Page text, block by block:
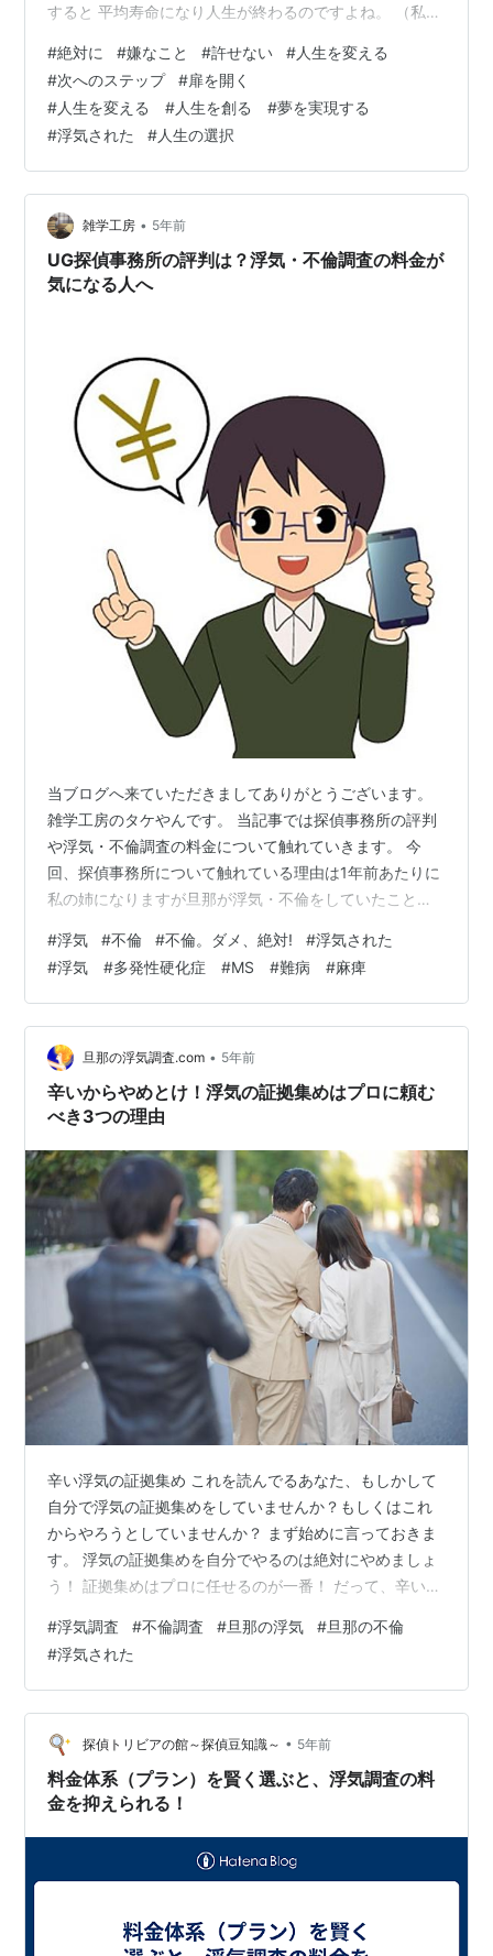
すると 平均寿命になり人生が終わるのですよね。 （私の
ありますが。） 毎日を味わいながら行動して生きている
つもりですが、 もっと一瞬一瞬を大事に味わって、感動
しながら 日々を重ねていきたいなと思います。 さて、今
の自分から、 こうありたい自分、こういきたい自分へと
自由に変わり、 生きたい世界を生きようと思う時、 その
扉を開く鍵があり…
#絶対に #嫌なこと #許せない #人生を変える
#次へのステップ #扉を開く
#人生を変える #人生を創る #夢を実現する
#浮気された #人生の選択
雑学工房 • 5年前
UG探偵事務所の評判は？浮気・不倫調査の料金が
気になる人へ
当ブログへ来ていただきましてありがとうございます。
雑学工房のタケやんです。 当記事では探偵事務所の評判
や浮気・不倫調査の料金について触れていきます。 今
回、探偵事務所について触れている理由は1年前あたりに
私の姉になりますが旦那が浮気・不倫をしていたことが
し、現在進行形でパートナーに浮気・不倫の前兆や不自
然な行動が見受けられるなら参考にして頂けたらと思い
執筆しております。 もちろん何もなく円満なご家庭・パ
ートナーとの関係が築けていることを願っております！
以下より見ていきましょう！
#浮気 #不倫 #不倫。ダメ、絶対! #浮気された
#浮気 #多発性硬化症 #MS #難病 #麻痺
旦那の浮気調査.com • 5年前
辛いからやめとけ！浮気の証拠集めはプロに頼む
べき3つの理由
辛い浮気の証拠集め これを読んでるあなた、もしかして
自分で浮気の証拠集めをしていませんか？もしくはこれ
からやろうとしていませんか？ まず始めに言っておきま
す。 浮気の証拠集めを自分でやるのは絶対にやめましょ
う！ 証拠集めはプロに任せるのが一番！ だって、辛いう
ら…このページでは浮気の証拠集めをプロに頼むべき3つ
の理由をお伝えします。 それぞれのメリットデメリット
もお伝えするので、これから浮気の証拠集めをしようと
してる人はチェックしてください。 浮気の証拠集めをプ
ロに頼むべき理由 確実な証拠が手にはいる 旦那にバレる
心配がない 精神的にいい 浮気…
#浮気調査 #不倫調査 #旦那の浮気 #旦那の不倫
#浮気された
探偵トリビアの館～探偵豆知識～ • 5年前
料金体系（プラン）を賢く選ぶと、浮気調査の料
金を抑えられる！